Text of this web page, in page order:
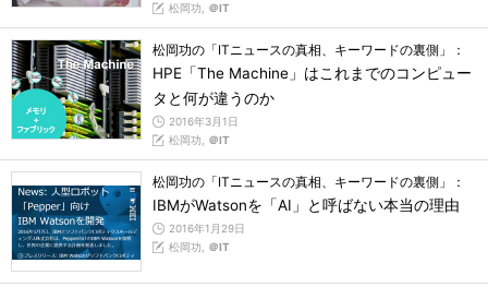
松岡功, ＠IT
松岡功の「ITニュースの真相、キーワードの裏側」：
HPE「The Machine」はこれまでのコンピュー
タと何が違うのか
2016年3月1日
松岡功, ＠IT
松岡功の「ITニュースの真相、キーワードの裏側」：
IBMがWatsonを「AI」と呼ばない本当の理由
2016年1月29日
松岡功, ＠IT